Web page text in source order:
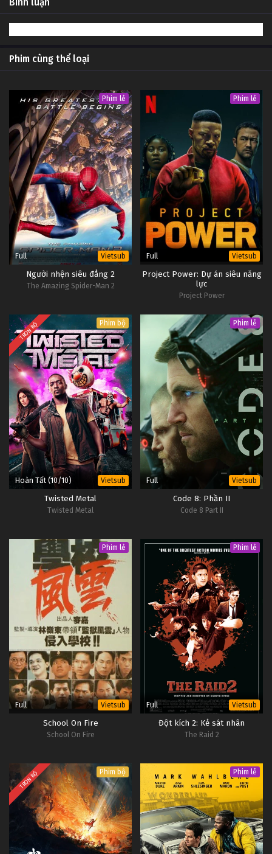
Bình luận
Phim cùng thể loại
Phim lẻ
Full Vietsub
Người nhện siêu đẳng 2
The Amazing Spider-Man 2
Phim lẻ
Full Vietsub
Project Power: Dự án siêu năng
lực
Project Power
TRỌN BỘ Phim bộ
Hoàn Tất (10/10) Vietsub
Twisted Metal
Twisted Metal
Phim lẻ
Full Vietsub
Code 8: Phần II
Code 8 Part II
Phim lẻ
Full Vietsub
School On Fire
School On Fire
Phim lẻ
Full Vietsub
Đột kích 2: Kẻ sát nhân
The Raid 2
TRỌN BỘ Phim bộ Phim lẻ